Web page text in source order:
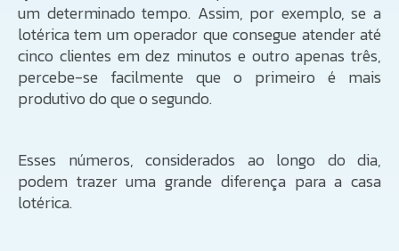
um determinado tempo. Assim, por exemplo, se a
lotérica tem um operador que consegue atender até
cinco clientes em dez minutos e outro apenas três,
percebe-se facilmente que o primeiro é mais
produtivo do que o segundo.
Esses números, considerados ao longo do dia,
podem trazer uma grande diferença para a casa
lotérica.